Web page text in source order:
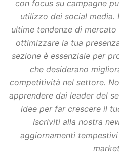
con focus su campagne
utilizzo dei social media.
ultime tendenze di
ottimizzare la tua
sezione è essenziale per
che desiderano
competitività nel settore.
apprendere dai leader del
idee per far crescere il
Iscriviti alla nostra
aggiornamenti